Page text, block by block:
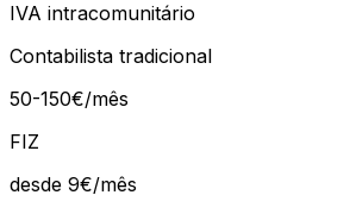
IVA intracomunitário
Contabilista tradicional
50-150€/mês
FIZ
desde 9€/mês